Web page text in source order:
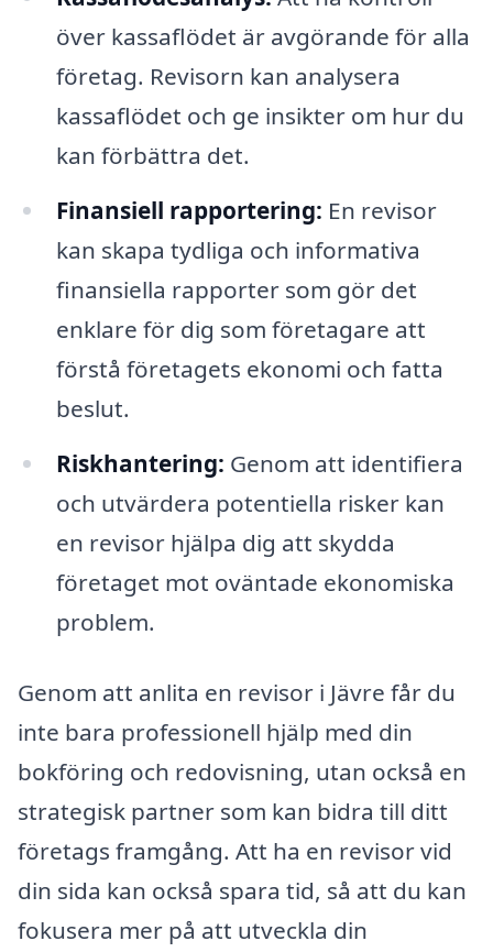
över kassaflödet är avgörande för alla
företag. Revisorn kan analysera
kassaflödet och ge insikter om hur du
kan förbättra det.
Finansiell rapportering: En revisor
kan skapa tydliga och informativa
finansiella rapporter som gör det
enklare för dig som företagare att
förstå företagets ekonomi och fatta
beslut.
Riskhantering: Genom att identifiera
och utvärdera potentiella risker kan
en revisor hjälpa dig att skydda
företaget mot oväntade ekonomiska
problem.
Genom att anlita en revisor i Jävre får du
inte bara professionell hjälp med din
bokföring och redovisning, utan också en
strategisk partner som kan bidra till ditt
företags framgång. Att ha en revisor vid
din sida kan också spara tid, så att du kan
fokusera mer på att utveckla din